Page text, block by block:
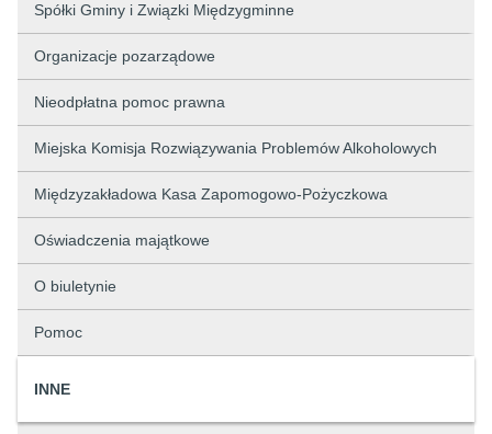
Spółki Gminy i Związki Międzygminne
Organizacje pozarządowe
Nieodpłatna pomoc prawna
Miejska Komisja Rozwiązywania Problemów Alkoholowych
Międzyzakładowa Kasa Zapomogowo-Pożyczkowa
Oświadczenia majątkowe
O biuletynie
Pomoc
INNE